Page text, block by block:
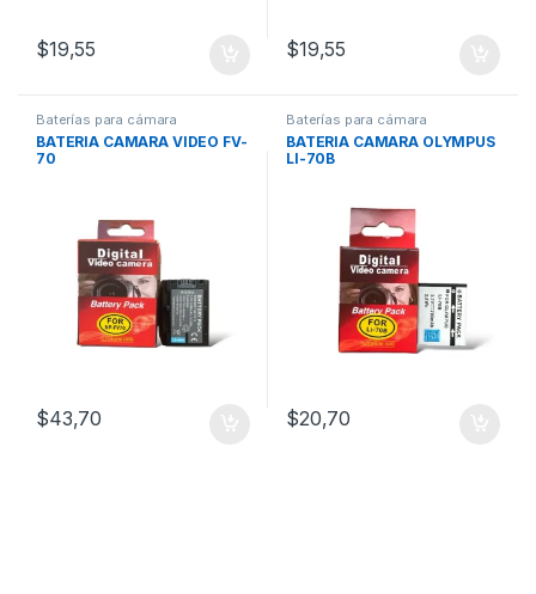
$19,55 $19,55
Baterías para cámara
BATERIA CAMARA VIDEO FV-
70
$43,70
Baterías para cámara
BATERIA CAMARA OLYMPUS
LI-70B
$20,70